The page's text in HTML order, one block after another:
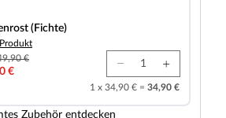
(Fichte)
€
€
1 x 34,90 € = 34,90 €
Zubehör entdecken